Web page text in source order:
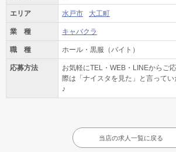
エリア 水戸市 大工町
業 種 キャバクラ
職 種 ホール・黒服（バイト）
応募方法
お気軽にTEL・WEB・LINEからご
際は「ナイスタを見た」と言って
♪
当店の求人一覧に戻る